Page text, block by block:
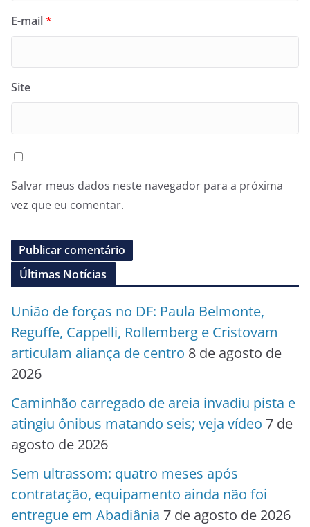
E-mail*
Site
Salvar meus dados neste navegador para a próxima
vez que eu comentar.
Últimas Notícias
União de forças no DF: Paula Belmonte,
Reguffe, Cappelli, Rollemberg e Cristovam
articulam aliança de centro 8 de agosto de
2026
Caminhão carregado de areia invadiu pista e
atingiu ônibus matando seis; veja vídeo 7 de
agosto de 2026
Sem ultrassom: quatro meses após
contratação, equipamento ainda não foi
entregue em Abadiânia 7 de agosto de 2026